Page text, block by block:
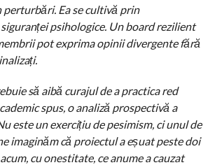
perturbări. Ea se cultivă prin
psihologice. Un board rezilient
pot exprima opinii divergente fără
să aibă curajul de a practica red
spus, o analiză prospectivă a
este un exercițiu de pesimism, ci unul de
imaginăm că proiectul a eșuat peste doi
cu onestitate, ce anume a cauzat